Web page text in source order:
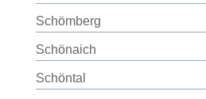
Schömberg
Schönaich
Schöntal